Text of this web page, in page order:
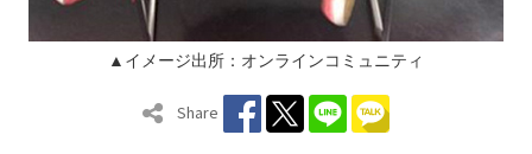
▲イメージ出所：オンラインコミュニティ
Share